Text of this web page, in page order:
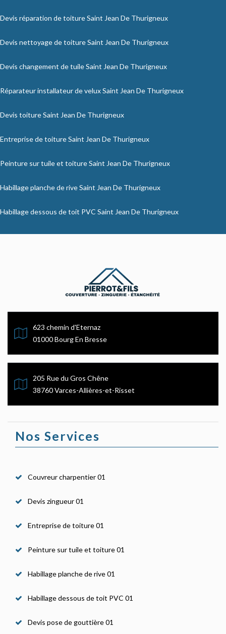
Devis réparation de toiture Saint Jean De Thurigneux
Devis nettoyage de toiture Saint Jean De Thurigneux
Devis changement de tuile Saint Jean De Thurigneux
Réparateur installateur de velux Saint Jean De Thurigneux
Devis toiture Saint Jean De Thurigneux
Entreprise de toiture Saint Jean De Thurigneux
Peinture sur tuile et toiture Saint Jean De Thurigneux
Habillage planche de rive Saint Jean De Thurigneux
Habillage dessous de toit PVC Saint Jean De Thurigneux
623 chemin d'Eternaz
01000 Bourg En Bresse
205 Rue du Gros Chêne
38760 Varces-Allières-et-Risset
Nos Services
Couvreur charpentier 01
Devis zingueur 01
Entreprise de toiture 01
Peinture sur tuile et toiture 01
Habillage planche de rive 01
Habillage dessous de toit PVC 01
Devis pose de gouttière 01